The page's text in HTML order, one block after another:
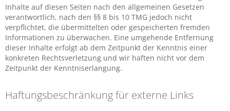
Inhalte auf diesen Seiten nach den allgemeinen Gesetzen
verantwortlich, nach den §§ 8 bis 10 TMG jedoch nicht
verpflichtet, die übermittelten oder gespeicherten fremden
Informationen zu überwachen. Eine umgehende Entfernung
dieser Inhalte erfolgt ab dem Zeitpunkt der Kenntnis einer
konkreten Rechtsverletzung und wir haften nicht vor dem
Zeitpunkt der Kenntniserlangung.
Haftungsbeschränkung für externe Links